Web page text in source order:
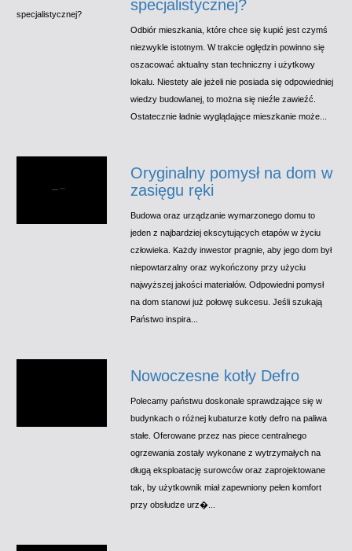
specjalistycznej?
Odbiór mieszkania, które chce się kupić jest czymś
niezwykle istotnym. W trakcie oględzin powinno się
oszacować aktualny stan techniczny i użytkowy
lokalu. Niestety ale jeżeli nie posiada się odpowiedniej
wiedzy budowlanej, to można się nieźle zawieźć.
Ostatecznie ładnie wyglądające mieszkanie może...
Oryginalny pomysł na dom w
zasięgu ręki
Budowa oraz urządzanie wymarzonego domu to
jeden z najbardziej ekscytujących etapów w życiu
człowieka. Każdy inwestor pragnie, aby jego dom był
niepowtarzalny oraz wykończony przy użyciu
najwyższej jakości materiałów. Odpowiedni pomysł
na dom stanowi już połowę sukcesu. Jeśli szukają
Państwo inspira...
Nowoczesne kotły Defro
Polecamy państwu doskonale sprawdzające się w
budynkach o różnej kubaturze kotły defro na paliwa
stałe. Oferowane przez nas piece centralnego
ogrzewania zostały wykonane z wytrzymałych na
długą eksploatację surowców oraz zaprojektowane
tak, by użytkownik miał zapewniony pełen komfort
przy obsłudze urz�...